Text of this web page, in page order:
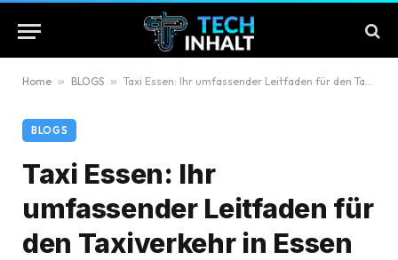
Home » BLOGS » Taxi Essen: Ihr umfassender Leitfaden für den Taxiverkehr in Essen
BLOGS
Taxi Essen: Ihr
umfassender Leitfaden für
den Taxiverkehr in Essen